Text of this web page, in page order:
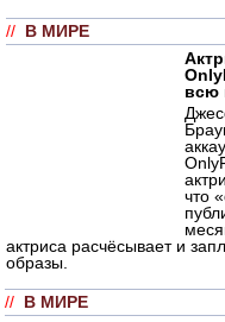
// В МИРЕ
всю
что
актриса расчёсывает и
образы.
// В МИРЕ